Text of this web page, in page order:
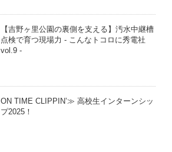
【吉野ヶ里公園の裏側を支える】汚水中継槽
点検で育つ現場力 - こんなトコロに秀電社
vol.9 -
ON TIME CLIPPIN’≫ 高校生インターンシッ
プ2025！